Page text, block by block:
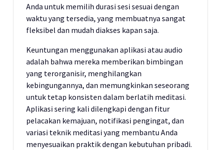
Anda untuk memilih durasi sesi sesuai dengan
waktu yang tersedia, yang membuatnya sangat
fleksibel dan mudah diakses kapan saja.
Keuntungan menggunakan aplikasi atau audio
adalah bahwa mereka memberikan bimbingan
yang terorganisir, menghilangkan
kebingungannya, dan memungkinkan seseorang
untuk tetap konsisten dalam berlatih meditasi.
Aplikasi sering kali dilengkapi dengan fitur
pelacakan kemajuan, notifikasi pengingat, dan
variasi teknik meditasi yang membantu Anda
menyesuaikan praktik dengan kebutuhan pribadi.